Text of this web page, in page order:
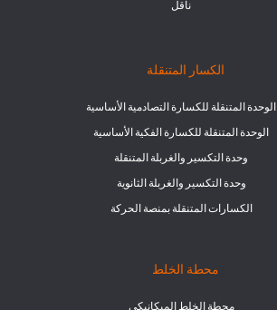
ناقل
الكسار المتنقلة
الوحدة المتنقلة للكسارة التصادمية الأساسية
الوحدة المتنقلة للكسارة الفكية الأساسية
وحدة التكسير والغربلة المتنقلة
وحدة التكسير والغربلة الثانوية
الكسارات المتنقلة بمنصة الحركة
محطة الخلط
محطة الخلط الميكانيكي